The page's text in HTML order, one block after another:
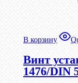
В корзину
Винт
1476/DIN